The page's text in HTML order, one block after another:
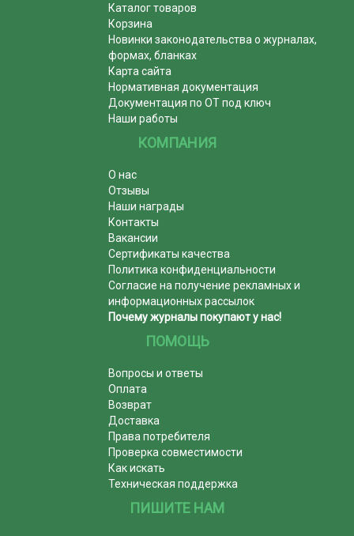
Каталог товаров
Корзина
Новинки законодательства о журналах,
формах, бланках
Карта сайта
Нормативная документация
Документация по ОТ под ключ
Наши работы
КОМПАНИЯ
О нас
Отзывы
Наши награды
Контакты
Вакансии
Сертификаты качества
Политика конфиденциальности
Согласие на получение рекламных и
информационных рассылок
Почему журналы покупают у нас!
ПОМОЩЬ
Вопросы и ответы
Оплата
Возврат
Доставка
Права потребителя
Проверка совместимости
Как искать
Техническая поддержка
ПИШИТЕ НАМ